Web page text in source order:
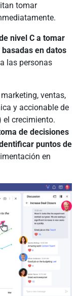
tomar
nivel C a tomar
en datos
las personas
ventas,
y accionable de
el crecimiento.
de decisiones
puntos de
en